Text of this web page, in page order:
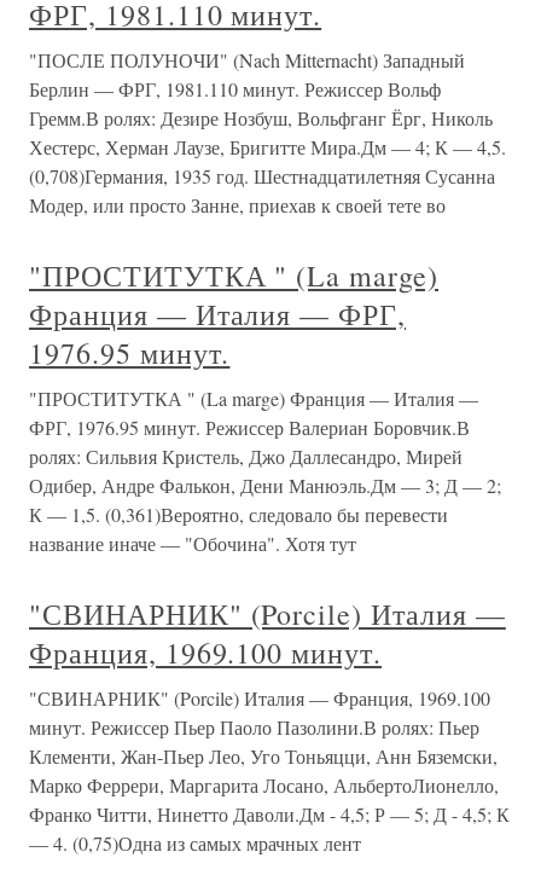
ФРГ, 1981.110 минут.
"ПОСЛЕ ПОЛУНОЧИ" (Nach Mitternacht) Западный
Берлин — ФРГ, 1981.110 минут. Режиссер Вольф
Гремм.В ролях: Дезире Нозбуш, Вольфганг Ёрг, Николь
Хестерс, Херман Лаузе, Бригитте Мира.Дм — 4; К — 4,5.
(0,708)Германия, 1935 год. Шестнадцатилетняя Сусанна
Модер, или просто Занне, приехав к своей тете во
"ПРОСТИТУТКА " (La marge)
Франция — Италия — ФРГ,
1976.95 минут.
"ПРОСТИТУТКА " (La marge) Франция — Италия —
ФРГ, 1976.95 минут. Режиссер Валериан Боровчик.В
ролях: Сильвия Кристель, Джо Даллесандро, Мирей
Одибер, Андре Фалькон, Дени Манюэль.Дм — 3; Д — 2;
К — 1,5. (0,361)Вероятно, следовало бы перевести
название иначе — "Обочина". Хотя тут
"СВИНАРНИК" (Porcile) Италия —
Франция, 1969.100 минут.
"СВИНАРНИК" (Porcile) Италия — Франция, 1969.100
минут. Режиссер Пьер Паоло Пазолини.В ролях: Пьер
Клементи, Жан-Пьер Лео, Уго Тоньяцци, Анн Бяземски,
Марко Феррери, Маргарита Лосано, АльбертоЛионелло,
Франко Читти, Нинетто Даволи.Дм - 4,5; Р — 5; Д - 4,5; К
— 4. (0,75)Одна из самых мрачных лент